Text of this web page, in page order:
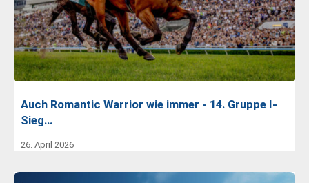
Auch Romantic Warrior wie immer - 14. Gruppe I-
Sieg…
26. April 2026